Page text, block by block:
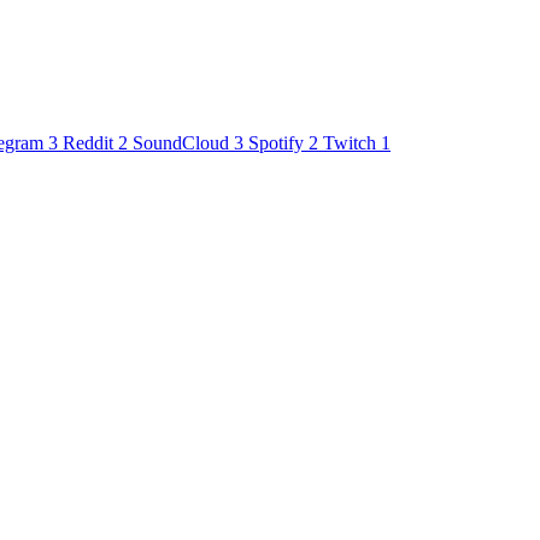
3 Reddit 2 SoundCloud 3 Spotify 2 Twitch 1